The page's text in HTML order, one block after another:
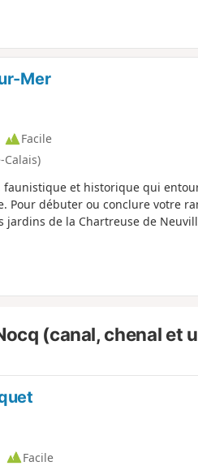
Mer
Facile
et historique qui
Pour débuter ou conclure votre
de la Chartreuse de
(canal, chenal et
Facile